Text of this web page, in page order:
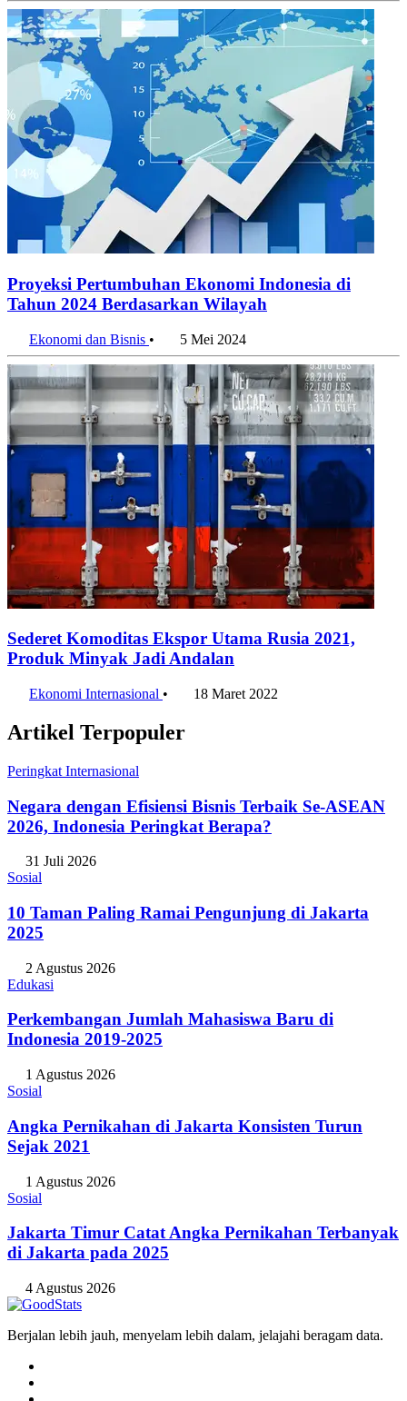
Proyeksi Pertumbuhan Ekonomi Indonesia di
Tahun 2024 Berdasarkan Wilayah
Ekonomi dan Bisnis • 5 Mei 2024
Sederet Komoditas Ekspor Utama Rusia 2021,
Produk Minyak Jadi Andalan
Ekonomi Internasional • 18 Maret 2022
Artikel Terpopuler
Peringkat Internasional
Negara dengan Efisiensi Bisnis Terbaik Se-ASEAN
2026, Indonesia Peringkat Berapa?
31 Juli 2026
Sosial
10 Taman Paling Ramai Pengunjung di Jakarta
2025
2 Agustus 2026
Edukasi
Perkembangan Jumlah Mahasiswa Baru di
Indonesia 2019-2025
1 Agustus 2026
Sosial
Angka Pernikahan di Jakarta Konsisten Turun
Sejak 2021
1 Agustus 2026
Sosial
Jakarta Timur Catat Angka Pernikahan Terbanyak
di Jakarta pada 2025
4 Agustus 2026
Berjalan lebih jauh, menyelam lebih dalam, jelajahi beragam data.